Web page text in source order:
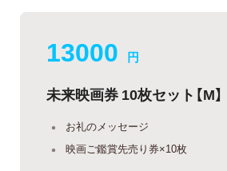
13000 円
未来映画券 10枚セット【M】
お礼のメッセージ
映画ご鑑賞先売り券×10枚